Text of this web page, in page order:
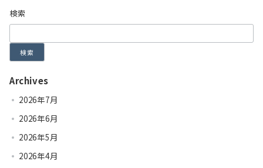
検索
検索
Archives
2026年7月
2026年6月
2026年5月
2026年4月